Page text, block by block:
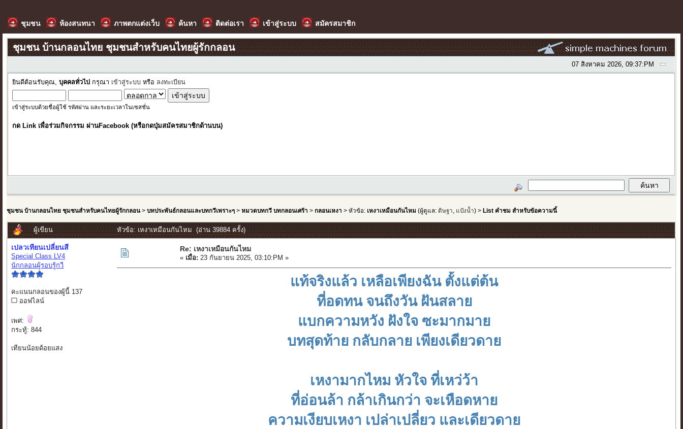
ชุมชน ห้องสนทนา ภาพตกแต่งเว็บ ค้นหา ติดต่อเรา เข้าสู่ระบบ สมัครสมาชิก
ชุมชน บ้านกลอนไทย ชุมชนสำหรับคนไทยผู้รักกลอน
07 สิงหาคม 2026, 09:37:PM
ยินดีต้อนรับคุณ,บุคคลทั่วไป กรุณา เข้าสู่ระบบ หรือ ลงทะเบียน
เข้าสู่ระบบด้วยชื่อผู้ใช้ รหัสผ่าน และระยะเวลาในเซสชั่น
กด Link เพื่อร่วมกิจกรรม ผ่านFacebook (หรือกดปุ่มสมัครสมาชิกด้านบน)
ชุมชน บ้านกลอนไทย ชุมชนสำหรับคนไทยผู้รักกลอน >บทประพันธ์กลอนและบทกวีเพราะๆ >หมวดบทกวี บทกลอนเศร้า >กลอนเหงา > หัวข้อ: เหงาเหมือนกันไหม (ผู้ดูแล:ดิษฐา แป้งน้ำ) >List คำชม สำหรับข้อความนี้
ผู้เขียน หัวข้อ: เหงาเหมือนกันไหม (อ่าน 39884 ครั้ง)
เปลวเทียนเปลี่ยนสี
Special Class LV4
นักกลอนผู้รอบรู้กวี
คะแนนกลอนของผู้นี้ 137
ออฟไลน์
เพศ:
กระทู้: 844
เทียนน้อยด้อยแสง
Re: เหงาเหมือนกันไหม
« เมื่อ: 23 กันยายน 2025, 03:10:PM »
แท้จริงแล้ว เหลือเพียงฉัน ตั้งแต่ต้น
ที่อดทน จนถึงวัน ฝันสลาย
แบกความหวัง ฝังใจ ซะมากมาย
บทสุดท้าย กลับกลาย เพียงเดียวดาย
เหงามากไหม หัวใจ ที่เหว่ว้า
ที่อ่อนล้า กล้าเกินกว่า จะเหือดหาย
ความเงียบเหงา เปล่าเปลี่ยว และเดียวดาย